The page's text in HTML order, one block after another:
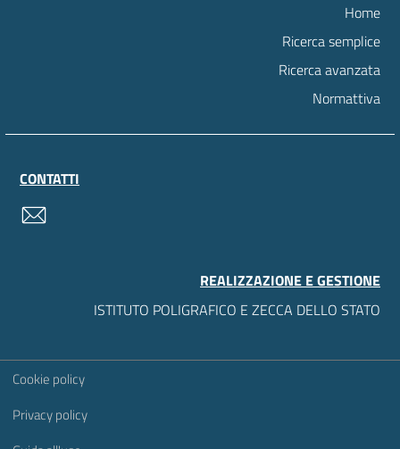
Home
Ricerca semplice
Ricerca avanzata
Normattiva
CONTATTI
REALIZZAZIONE E GESTIONE
ISTITUTO POLIGRAFICO E ZECCA DELLO STATO
Sezione Link Utili
Cookie policy
Privacy policy